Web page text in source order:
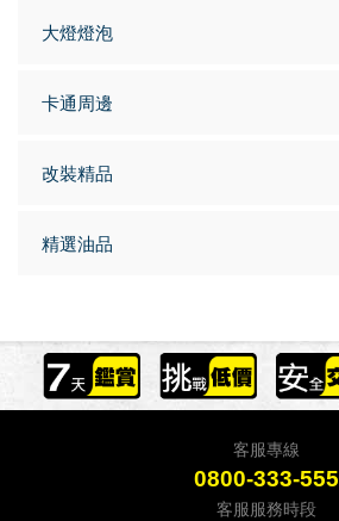
大燈燈泡
卡通周邊
改裝精品
精選油品
客服專線
0800-333-555
客服服務時段